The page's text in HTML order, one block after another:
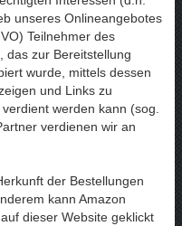
unseres Onlineangebotes
Teilnehmer des
das zur Bereitstellung
wurde, mittels dessen
und Links zu
werden kann (sog.
verdienen wir an
der Bestellungen
kann Amazon
dieser Website geklickt